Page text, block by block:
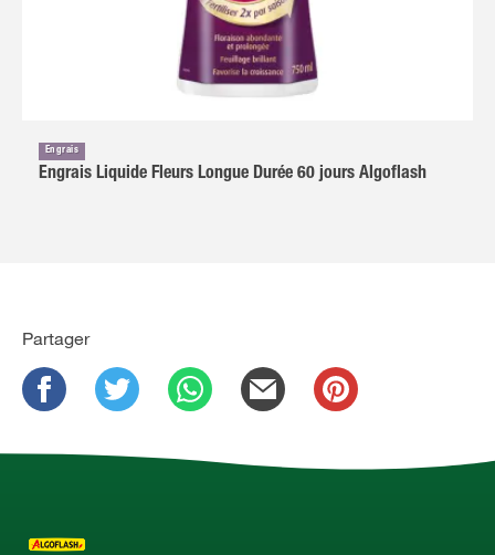
Engrais
Engrais Liquide Fleurs Longue Durée 60 jours Algoflash
Partager